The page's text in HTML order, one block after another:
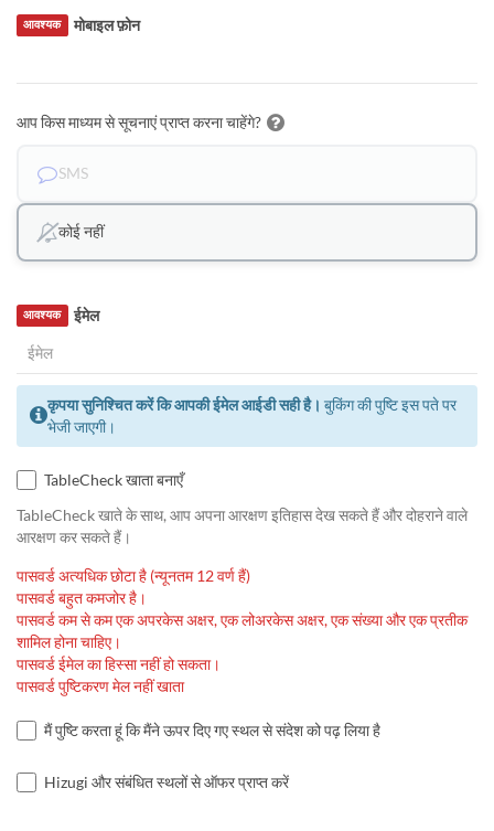
मोबाइल फ़ोन
आवश्यक
आप किस माध्यम से सूचनाएं प्राप्त करना चाहेंगे?
SMS
कोई नहीं
ईमेल
आवश्यक
कृपया सुनिश्चित करें कि आपकी ईमेल आईडी सही है। बुकिंग की पुष्टि इस पते पर
भेजी जाएगी।
TableCheck खाता बनाएँ
TableCheck खाते के साथ, आप अपना आरक्षण इतिहास देख सकते हैं और दोहराने वाले
आरक्षण कर सकते हैं।
पासवर्ड अत्यधिक छोटा है (न्यूनतम 12 वर्ण हैं)
पासवर्ड बहुत कमजोर है।
पासवर्ड कम से कम एक अपरकेस अक्षर, एक लोअरकेस अक्षर, एक संख्या और एक प्रतीक
शामिल होना चाहिए।
पासवर्ड ईमेल का हिस्सा नहीं हो सकता।
पासवर्ड पुष्टिकरण मेल नहीं खाता
मैं पुष्टि करता हूं कि मैंने ऊपर दिए गए स्थल से संदेश को पढ़ लिया है
Hizugi और संबंधित स्थलों से ऑफर प्राप्त करें